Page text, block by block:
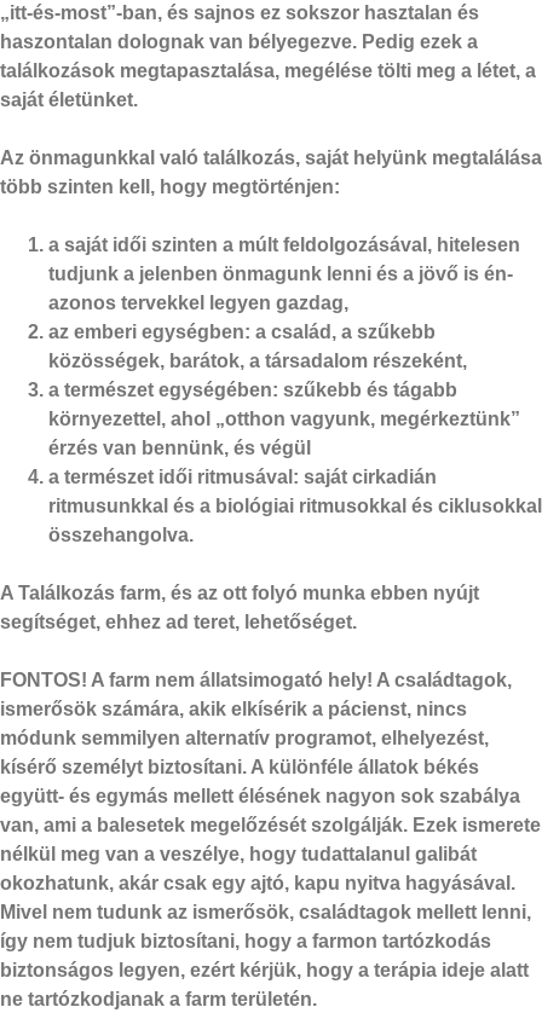
„itt-és-most”-ban, és sajnos ez sokszor hasztalan és
haszontalan dolognak van bélyegezve. Pedig ezek a
találkozások megtapasztalása, megélése tölti meg a létet, a
saját életünket.
Az önmagunkkal való találkozás, saját helyünk megtalálása
több szinten kell, hogy megtörténjen:
a saját idői szinten a múlt feldolgozásával, hitelesen
tudjunk a jelenben önmagunk lenni és a jövő is én-
azonos tervekkel legyen gazdag,
az emberi egységben: a család, a szűkebb
közösségek, barátok, a társadalom részeként,
a természet egységében: szűkebb és tágabb
környezettel, ahol „otthon vagyunk, megérkeztünk”
érzés van bennünk, és végül
a természet idői ritmusával: saját cirkadián
ritmusunkkal és a biológiai ritmusokkal és ciklusokkal
összehangolva.
A Találkozás farm, és az ott folyó munka ebben nyújt
segítséget, ehhez ad teret, lehetőséget.
FONTOS! A farm nem állatsimogató hely! A családtagok,
ismerősök számára, akik elkísérik a pácienst, nincs
módunk semmilyen alternatív programot, elhelyezést,
kísérő személyt biztosítani. A különféle állatok békés
együtt- és egymás mellett élésének nagyon sok szabálya
van, ami a balesetek megelőzését szolgálják. Ezek ismerete
nélkül meg van a veszélye, hogy tudattalanul galibát
okozhatunk, akár csak egy ajtó, kapu nyitva hagyásával.
Mivel nem tudunk az ismerősök, családtagok mellett lenni,
így nem tudjuk biztosítani, hogy a farmon tartózkodás
biztonságos legyen, ezért kérjük, hogy a terápia ideje alatt
ne tartózkodjanak a farm területén.